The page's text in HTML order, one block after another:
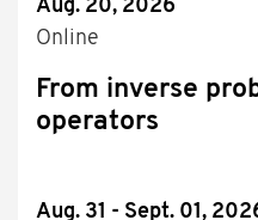
Aug. 20, 2026
Online
From inverse
operators
Aug. 31 - Sept. 01,